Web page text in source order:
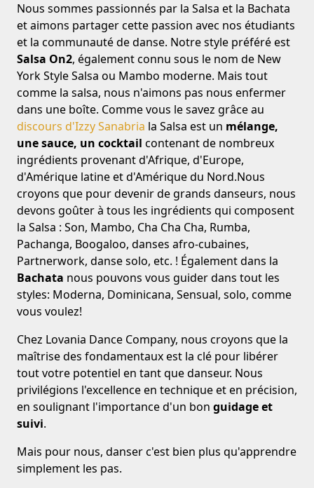
Nous sommes passionnés par la Salsa et la Bachata
et aimons partager cette passion avec nos étudiants
et la communauté de danse. Notre style préféré est
Salsa On2, également connu sous le nom de New
York Style Salsa ou Mambo moderne. Mais tout
comme la salsa, nous n'aimons pas nous enfermer
dans une boîte. Comme vous le savez grâce au
discours d'Izzy Sanabria la Salsa est un mélange,
une sauce, un cocktail contenant de nombreux
ingrédients provenant d'Afrique, d'Europe,
d'Amérique latine et d'Amérique du Nord.Nous
croyons que pour devenir de grands danseurs, nous
devons goûter à tous les ingrédients qui composent
la Salsa : Son, Mambo, Cha Cha Cha, Rumba,
Pachanga, Boogaloo, danses afro-cubaines,
Partnerwork, danse solo, etc. ! Également dans la
Bachata nous pouvons vous guider dans tout les
styles: Moderna, Dominicana, Sensual, solo, comme
vous voulez!
Chez Lovania Dance Company, nous croyons que la
maîtrise des fondamentaux est la clé pour libérer
tout votre potentiel en tant que danseur. Nous
privilégions l'excellence en technique et en précision,
en soulignant l'importance d'un bon guidage et
suivi.
Mais pour nous, danser c'est bien plus qu'apprendre
simplement les pas.